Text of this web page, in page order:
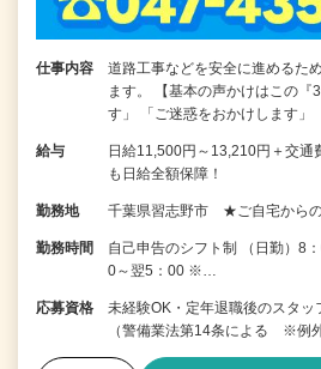
仕事内容
道路工事などを安全に進めるた
ます。 【基本の声かけはこの『
す」 「ご迷惑をおかけします」
給与
日給11,500円～13,210円＋交
も日給全額保障！
勤務地 千葉県習志野市 ★ご自宅から
勤務時間
自己申告のシフト制 （日勤）8
0～翌5：00 ※…
応募資格
未経験OK・定年退職後のスタ
（警備業法第14条による ※例